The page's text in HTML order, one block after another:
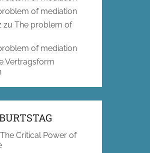
of mediation
zuThe problem of
of mediation
Vertragsform
Critical Power of